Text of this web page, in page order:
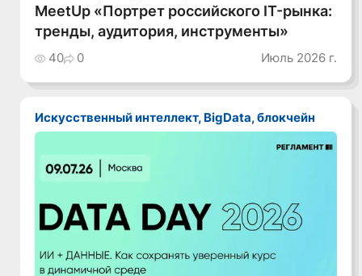
MeetUp «Портрет российского IT-рынка:
тренды, аудитория, инструменты»
40 0 Июль 2026 г.
Искусственный интеллект, BigData, блокчейн